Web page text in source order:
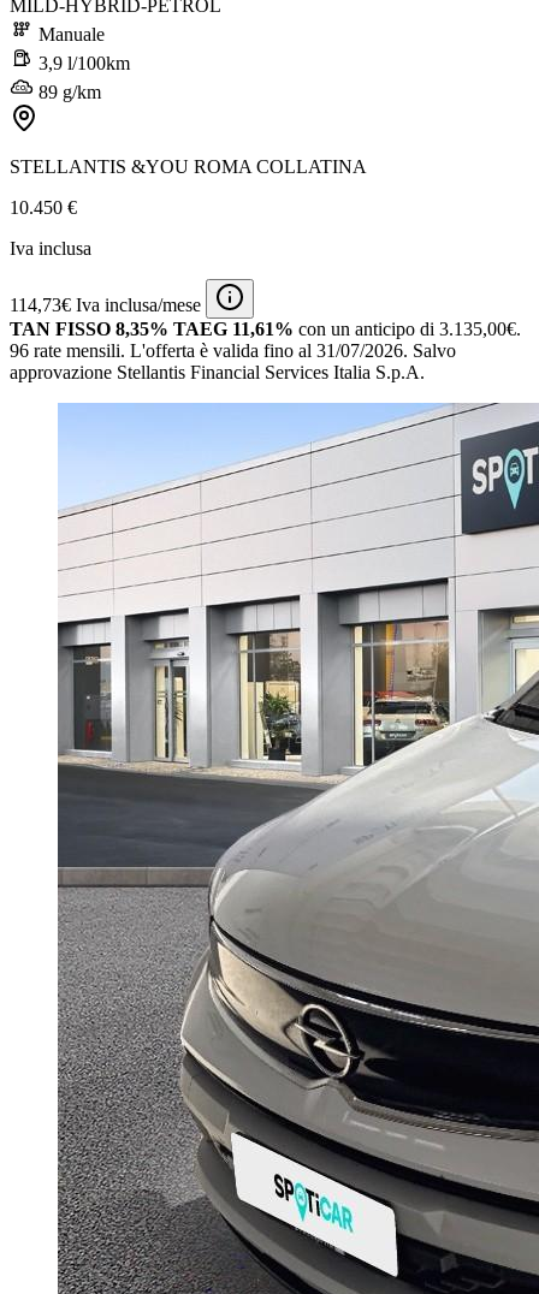
MILD-HYBRID-PETROL
Manuale
3,9 l/100km
89 g/km
STELLANTIS &YOU ROMA COLLATINA
10.450 €
Iva inclusa
114,73€ Iva inclusa/mese
TAN FISSO 8,35% TAEG 11,61% con un anticipo di 3.135,00€.
96 rate mensili. L'offerta è valida fino al 31/07/2026. Salvo
approvazione Stellantis Financial Services Italia S.p.A.